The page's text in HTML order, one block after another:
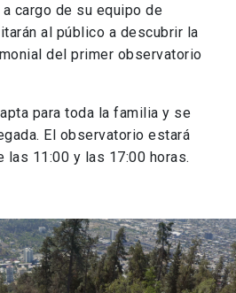
cargo de su equipo de
al público a descubrir la
del primer observatorio
para toda la familia y se
El observatorio estará
11:00 y las 17:00 horas.